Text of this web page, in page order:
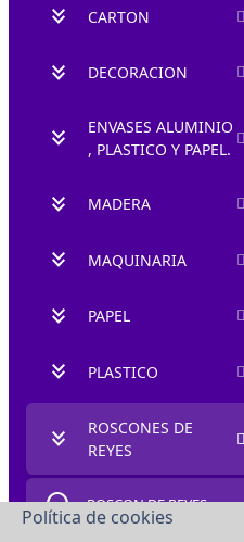
keyboard_double_arrow_down CARTON
keyboard_double_arrow_down DECORACION
keyboard_double_arrow_down
ENVASES ALUMINIO
, PLASTICO Y PAPEL.
keyboard_double_arrow_down MADERA
keyboard_double_arrow_down MAQUINARIA
keyboard_double_arrow_down PAPEL
keyboard_double_arrow_down PLASTICO
keyboard_double_arrow_down
ROSCONES DE
REYES
circle ROSCON DE REYES
Política de cookies